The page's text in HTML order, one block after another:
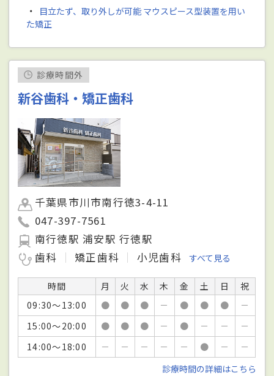
・
目立たず、取り外しが可能 マウスピース型装置を用い
た矯正
診療時間外
新谷歯科・矯正歯科
千葉県市川市南行徳3-4-11
047-397-7561
南行徳駅 浦安駅 行徳駅
歯科
矯正歯科 小児歯科 すべて見る
時間 月 火 水 木 金 土 日
祝
09:30～13:00
● ● ● － ● ● ●
－
15:00～20:00
● ● ● － ● － －
－
14:00～18:00
－ － － － － ● －
－
診療時間の詳細はこちら